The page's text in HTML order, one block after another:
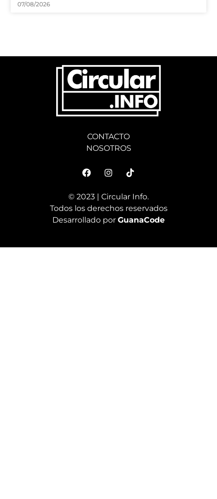
07/08/2026
CONTACTO
NOSOTROS
© 2023 | Circular Info.
Todos los derechos reservados
Desarrollado por GuanaCode